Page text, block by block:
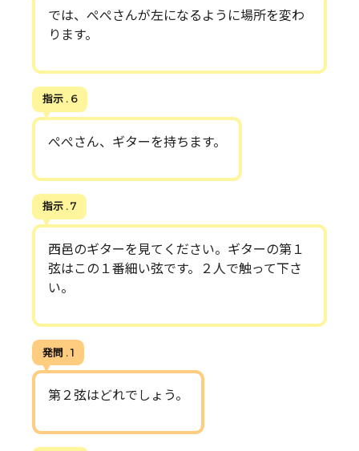
では、ぺぺさんが左になるように場所を変わ
ります。
指示 . 6
ぺぺさん、ギターを持ちます。
指示 . 7
西邑のギターを見てください。ギターの第１
弦はこの１番細い弦です。２人で触って下さ
い。
発問 . 1
第２弦はどれでしょう。